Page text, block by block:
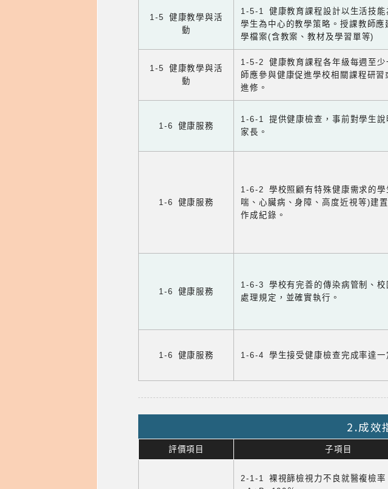
1-5 健康教學與活
動
1-5-1 健康教育課程設計以生活技能
學生為中心的教學策略。授課教師應
學檔案(含教案、教材及學習單等)
1-5 健康教學與活
動
1-5-2 健康教育課程各年級每週至少
師應參與健康促進學校相關課程研習
進修。
1-6 健康服務
1-6-1 提供健康檢查，事前對學生說
家長。
1-6 健康服務
1-6-2 學校照顧有特殊健康需求的學
喘、心臟病、身障、高度近視等)建
作成紀錄。
1-6 健康服務
1-6-3 學校有完善的傳染病管制、校
處理規定，並確實執行。
1-6 健康服務 1-6-4 學生接受健康檢查完成率達一
2.成效
評價項目 子項目
2-1-1 裸視篩檢視力不良就醫複檢率